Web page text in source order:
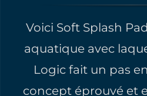
Voici Soft Splash
aquatique avec
Logic fait un pas
concept éprouvé et